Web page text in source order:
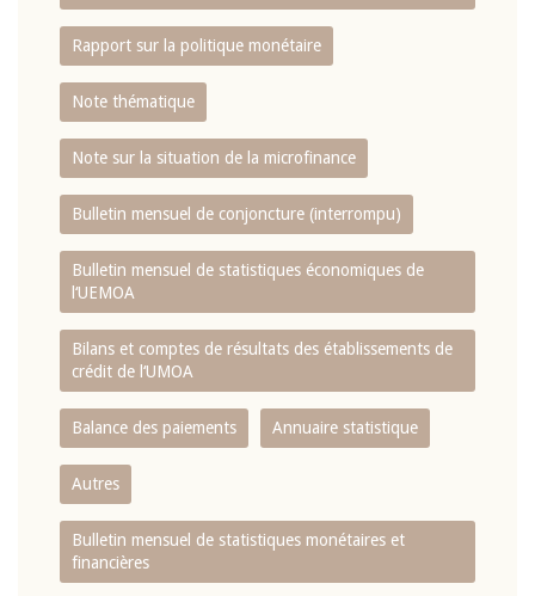
Rapport sur la politique monétaire
Note thématique
Note sur la situation de la microfinance
Bulletin mensuel de conjoncture (interrompu)
Bulletin mensuel de statistiques économiques de
l‘UEMOA
Bilans et comptes de résultats des établissements de
crédit de l‘UMOA
Balance des paiements Annuaire statistique
Autres
Bulletin mensuel de statistiques monétaires et
financières